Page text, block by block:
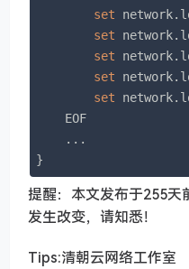
set
set
set
set
set
    EOF
    ...
}
提醒：本文发布于255天
发生改变，请知悉！
Tips:清朝云网络工作室